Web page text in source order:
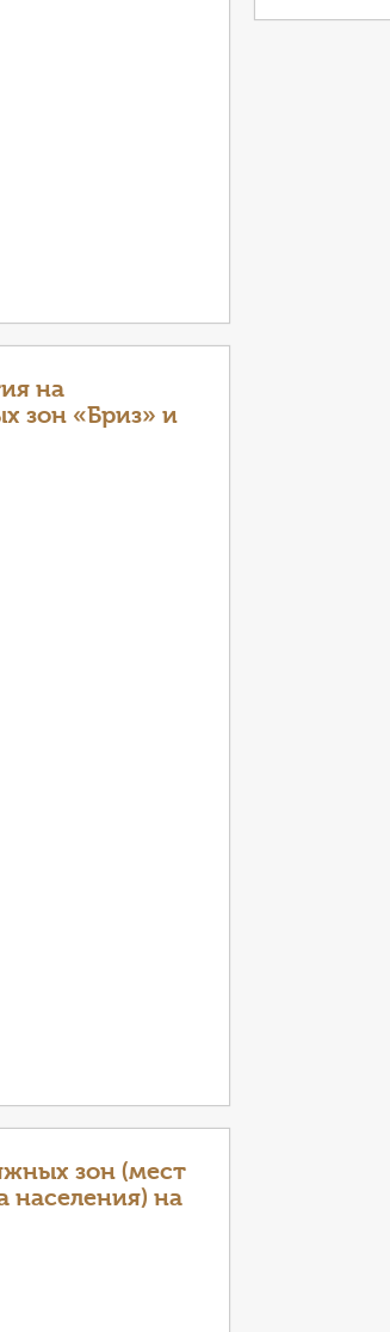
на
зон «Бриз» и
зон (мест
населения) на